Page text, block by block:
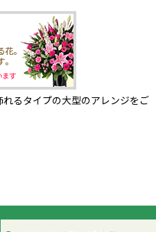
れるタイプの大型のアレンジをご